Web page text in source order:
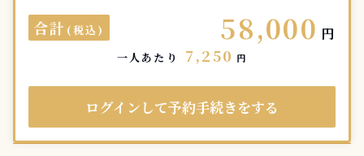
合計 (税込) 58,000 円
一人あたり 7,250 円
ログインして予約手続きをする